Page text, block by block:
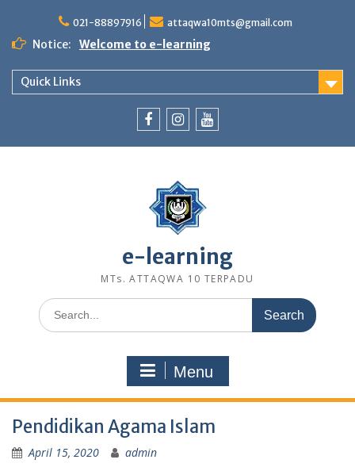
content
021-88897916 attaqwa10mts@gmail.com
Notice: Welcome to e-learning
Quick Links
e-learning
MTs. ATTAQWA 10 TERPADU
Search
for:
Menu
Pendidikan Agama Islam
April 15, 2020 admin